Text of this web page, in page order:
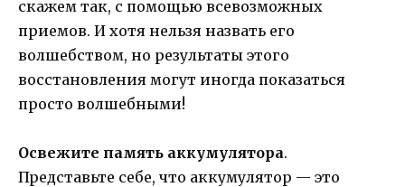
скажем так, с помощью всевозможных
приемов. И хотя нельзя назвать его
волшебством, но результаты этого
восстановления могут иногда показаться
просто волшебными!
Освежите память аккумулятора.
Представьте себе, что аккумулятор — это